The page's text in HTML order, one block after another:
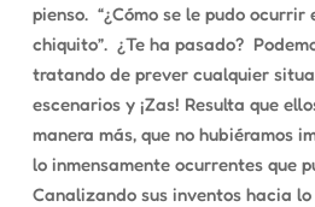
pienso. “¿Cómo se le pudo ocurrir
chiquito”. ¿Te ha pasado?
tratando de prever cualquier
escenarios y ¡Zas! Resulta que
manera más, que no hubiéramos
lo inmensamente ocurrentes que
Canalizando sus inventos hacia